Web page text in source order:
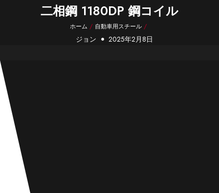
二相鋼 1180DP 鋼コイル
ホーム / 自動車用スチール /
ジョン 2025年2月8日